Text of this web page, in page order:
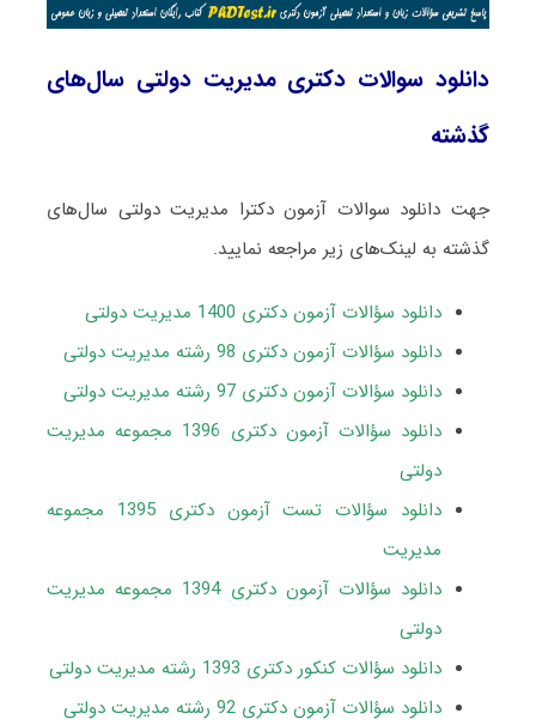
دانلود سوالات دکتری مدیریت دولتی سال‌های
گذشته
جهت دانلود سوالات آزمون دکترا مدیریت دولتی سال‌های
گذشته به لینک‌های زیر مراجعه نمایید.
دانلود سؤالات آزمون دکتری 1400 مدیریت دولتی
دانلود سؤالات آزمون دکتری 98 رشته مدیریت دولتی
دانلود سؤالات آزمون دکتری 97 رشته مدیریت دولتی
دانلود سؤالات آزمون دکتری 1396 مجموعه مدیریت
دولتی
دانلود سؤالات تست آزمون دکتری 1395 مجموعه
مدیریت
دانلود سؤالات آزمون دکتری 1394 مجموعه مدیریت
دولتی
دانلود سؤالات کنکور دکتری 1393 رشته مدیریت دولتی
دانلود سؤالات آزمون دکتری 92 رشته مدیریت دولتی